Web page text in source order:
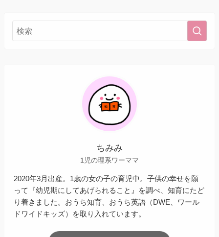
ちみみ
1児の理系ワーママ
2020年3月出産。1歳の女の子の育児中。子供の幸せを願
って『幼児期にしてあげられること』を調べ、知育にたど
り着きました。おうち知育、おうち英語（DWE、ワール
ドワイドキッズ）を取り入れています。